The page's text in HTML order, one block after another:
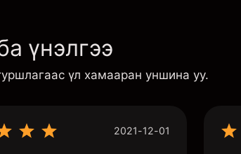
үнэлгээ
үл хамааран уншина уу.
2021-12-01